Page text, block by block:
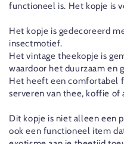
functioneel is. Het kopje is
Het kopje is gedecoreerd
insectmotief.
Het vintage theekopje is
waardoor het duurzaam en
Het heeft een comfortabel
serveren van thee, koffie of
Dit kopje is niet alleen een
ook een functioneel item